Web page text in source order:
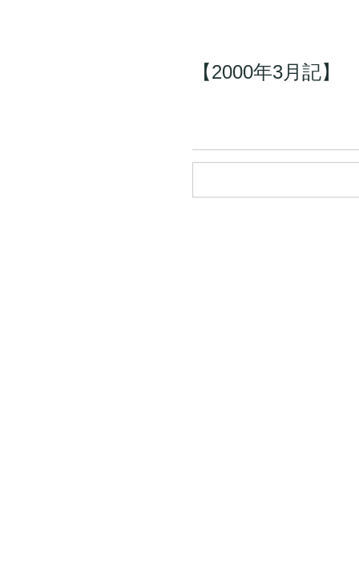
【2000年3月記】